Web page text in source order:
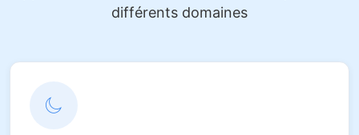
différents domaines